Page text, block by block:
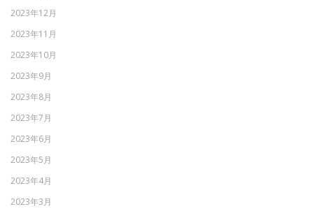
2023年12月
2023年11月
2023年10月
2023年9月
2023年8月
2023年7月
2023年6月
2023年5月
2023年4月
2023年3月